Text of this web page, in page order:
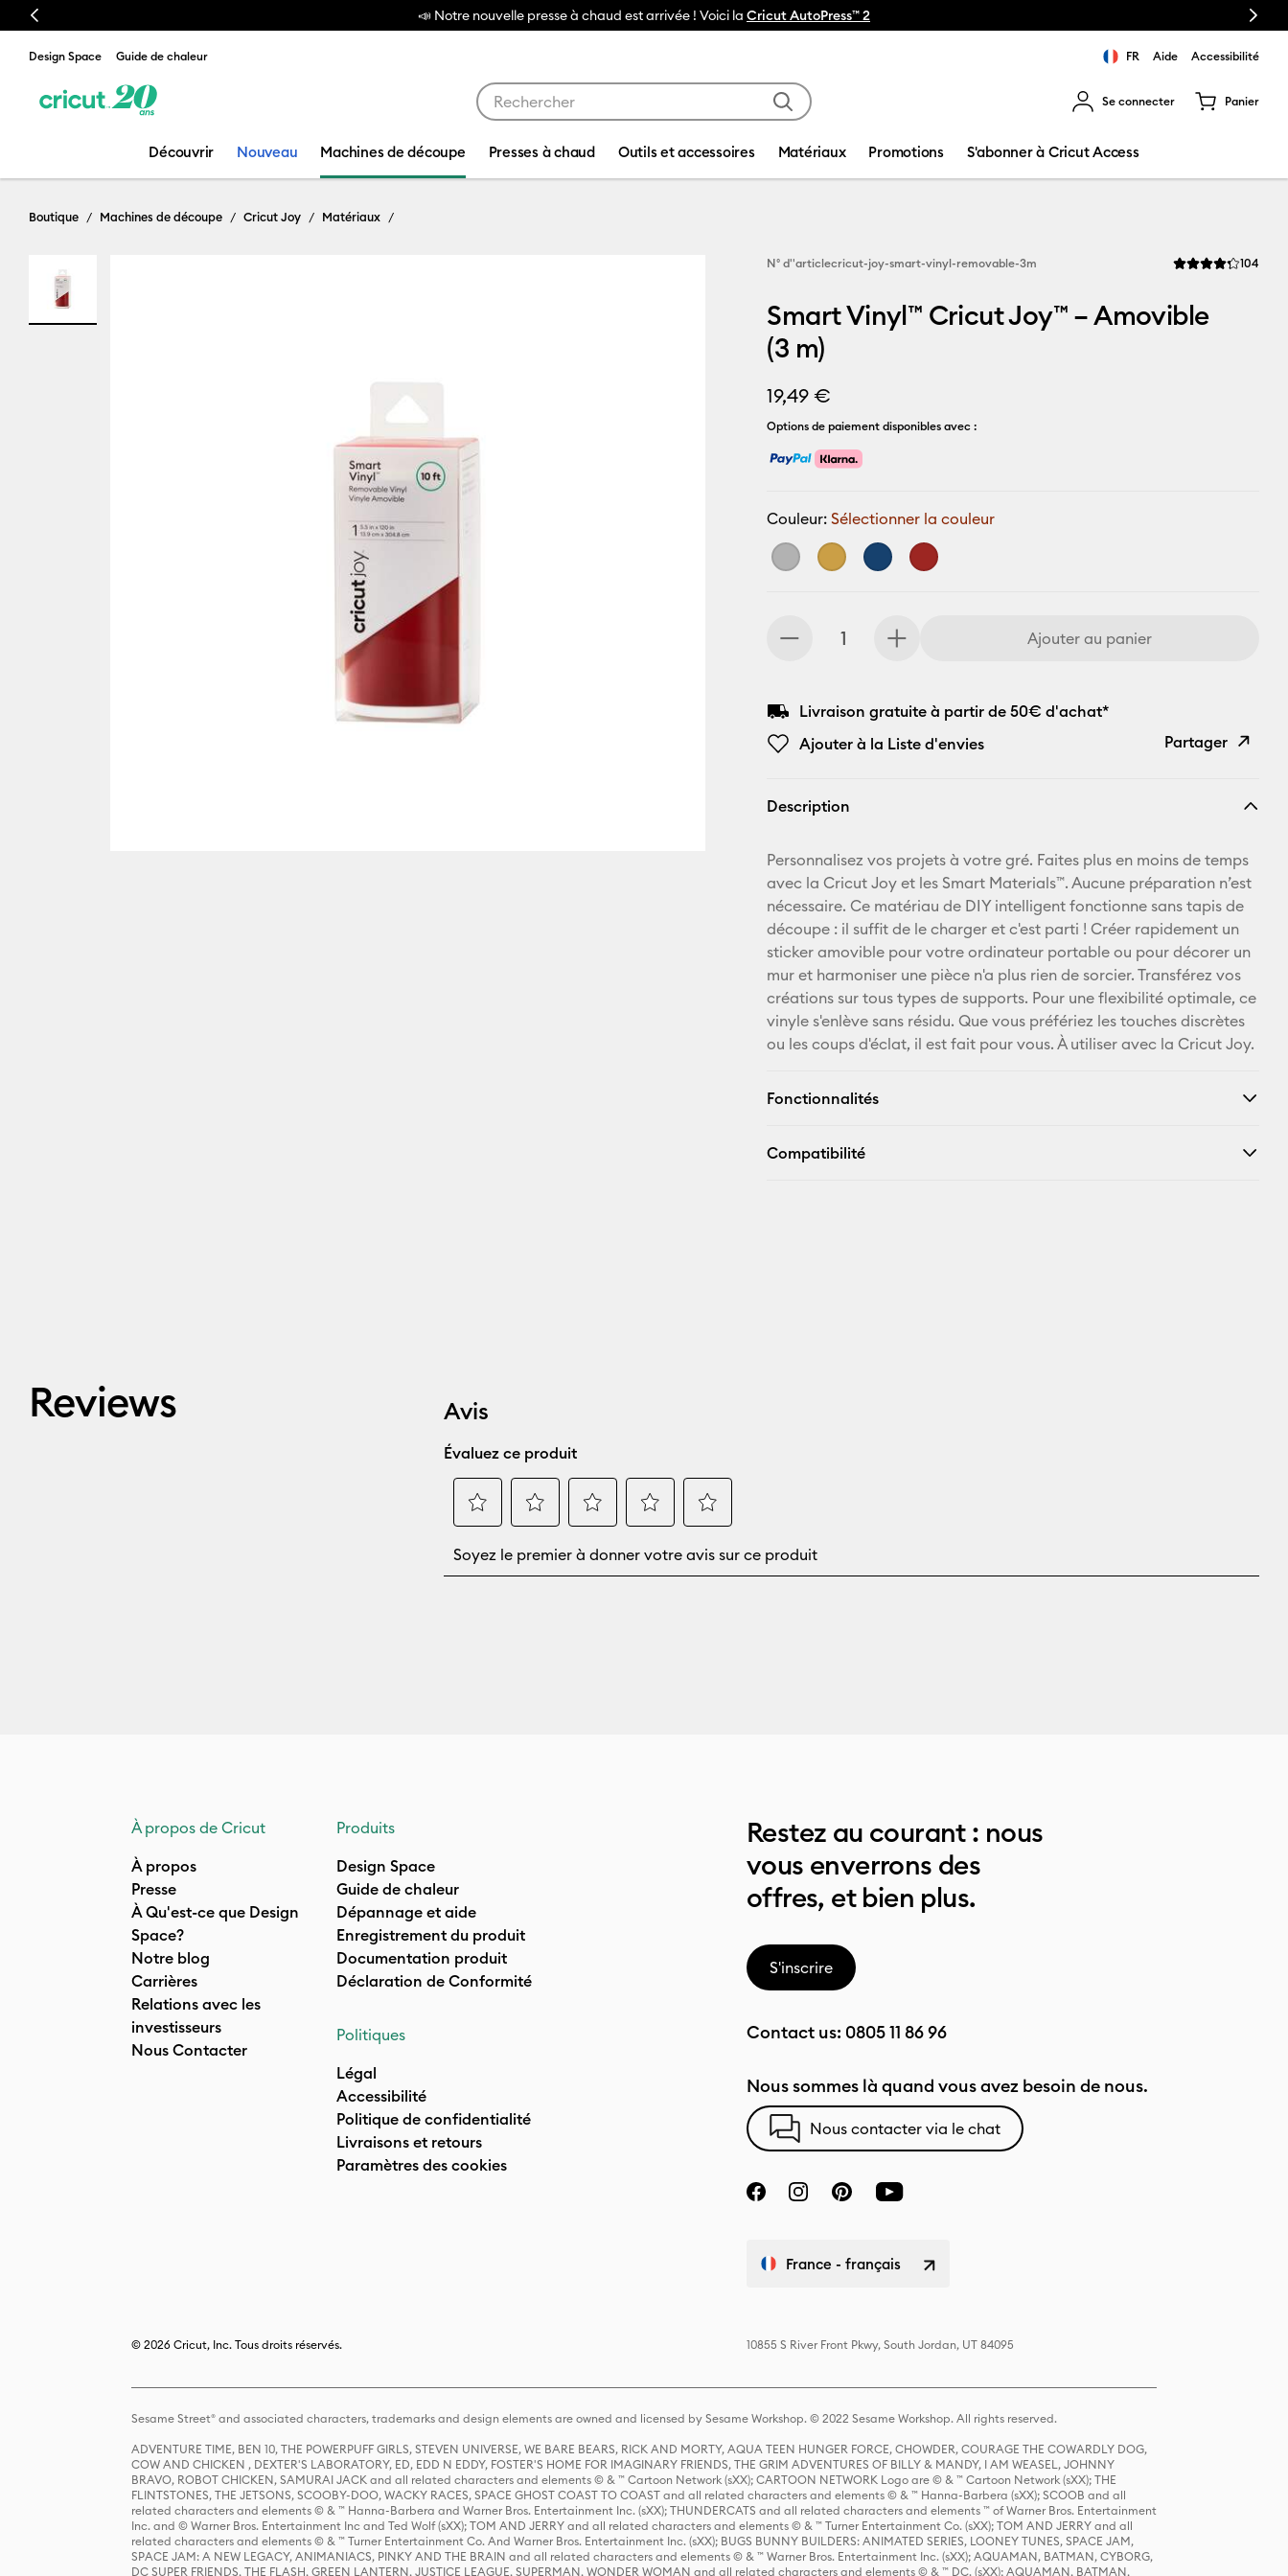
Previous 📣 Notre nouvelle presse à chaud est arrivée ! Voici la Cricut AutoPress™ 2 Next
Design Space Guide de chaleur FR Aide Accessibilité
Se connecter Panier
Découvrir Nouveau Machines de découpe Presses à chaud Outils et accessoires Matériaux Promotions S'abonner à Cricut Access
Boutique Machines de découpe Cricut Joy Matériaux
N° d''articlecricut-joy-smart-vinyl-removable-3m La note moyenne
104
Smart Vinyl™ Cricut Joy™ – Amovible
(3 m)
19,49 €
Options de paiement disponibles avec :
Couleur:Sélectionner la couleur
Ajouter au panier
Livraison gratuite à partir de 50€ d'achat*
Ajouter à la Liste d'envies
Partager
E-mail
Pinterest
Facebook
X
Description
Personnalisez vos projets à votre gré. Faites plus en moins de temps
avec la Cricut Joy et les Smart Materials™. Aucune préparation n’est
nécessaire. Ce matériau de DIY intelligent fonctionne sans tapis de
découpe : il suffit de le charger et c'est parti ! Créer rapidement un
sticker amovible pour votre ordinateur portable ou pour décorer un
mur et harmoniser une pièce n'a plus rien de sorcier. Transférez vos
créations sur tous types de supports. Pour une flexibilité optimale, ce
vinyle s'enlève sans résidu. Que vous préfériez les touches discrètes
ou les coups d'éclat, il est fait pour vous. À utiliser avec la Cricut Joy.
Fonctionnalités
Compatibilité
Reviews
À propos de Cricut
À propos
Presse
À Qu'est-ce que Design
Space?
Notre blog
Carrières
Relations avec les
investisseurs
Nous Contacter
Produits
Design Space
Guide de chaleur
Dépannage et aide
Enregistrement du produit
Documentation produit
Déclaration de Conformité
Politiques
Légal
Accessibilité
Politique de confidentialité
Livraisons et retours
Paramètres des cookies
Restez au courant : nous
vous enverrons des
offres, et bien plus.
S'inscrire
Contact us: 0805 11 86 96
Nous sommes là quand vous avez besoin de nous.
Nous contacter via le chat
France - français
© 2026 Cricut, Inc. Tous droits réservés. 10855 S River Front Pkwy, South Jordan, UT 84095
Sesame Street® and associated characters, trademarks and design elements are owned and licensed by Sesame Workshop. © 2022 Sesame Workshop. All rights reserved.
ADVENTURE TIME, BEN 10, THE POWERPUFF GIRLS, STEVEN UNIVERSE, WE BARE BEARS, RICK AND MORTY, AQUA TEEN HUNGER FORCE, CHOWDER, COURAGE THE COWARDLY DOG,
COW AND CHICKEN , DEXTER'S LABORATORY, ED, EDD N EDDY, FOSTER'S HOME FOR IMAGINARY FRIENDS, THE GRIM ADVENTURES OF BILLY & MANDY, I AM WEASEL, JOHNNY
BRAVO, ROBOT CHICKEN, SAMURAI JACK and all related characters and elements © & ™ Cartoon Network (sXX); CARTOON NETWORK Logo are © & ™ Cartoon Network (sXX); THE
FLINTSTONES, THE JETSONS, SCOOBY-DOO, WACKY RACES, SPACE GHOST COAST TO COAST and all related characters and elements © & ™ Hanna-Barbera (sXX); SCOOB and all
related characters and elements © & ™ Hanna-Barbera and Warner Bros. Entertainment Inc. (sXX); THUNDERCATS and all related characters and elements ™ of Warner Bros. Entertainment
Inc. and © Warner Bros. Entertainment Inc and Ted Wolf (sXX); TOM AND JERRY and all related characters and elements © & ™ Turner Entertainment Co. (sXX); TOM AND JERRY and all
related characters and elements © & ™ Turner Entertainment Co. And Warner Bros. Entertainment Inc. (sXX); BUGS BUNNY BUILDERS: ANIMATED SERIES, LOONEY TUNES, SPACE JAM,
SPACE JAM: A NEW LEGACY, ANIMANIACS, PINKY AND THE BRAIN and all related characters and elements © & ™ Warner Bros. Entertainment Inc. (sXX); AQUAMAN, BATMAN, CYBORG,
DC SUPER FRIENDS, THE FLASH, GREEN LANTERN, JUSTICE LEAGUE, SUPERMAN, WONDER WOMAN and all related characters and elements © & ™ DC. (sXX); AQUAMAN, BATMAN,